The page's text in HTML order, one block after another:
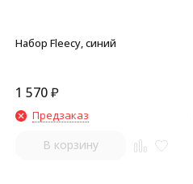
Набор Fleecy, синий
1 570₽
Предзаказ
В корзину